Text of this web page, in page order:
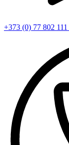
+373 (0) 77 802 111